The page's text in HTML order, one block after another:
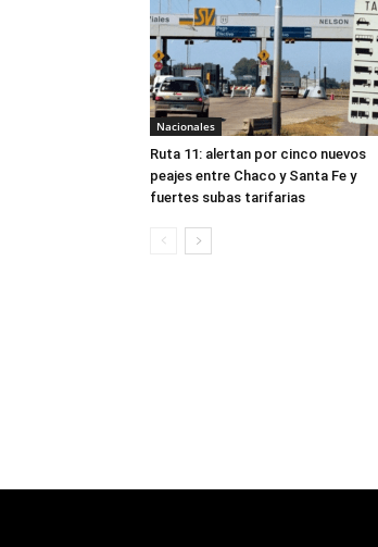
Nacionales
Ruta 11: alertan por cinco nuevos
peajes entre Chaco y Santa Fe y
fuertes subas tarifarias